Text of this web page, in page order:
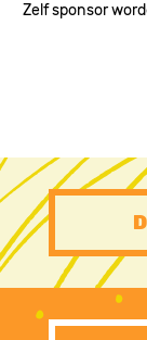
Zelf sponsor
PRE
FOOTER
CTA